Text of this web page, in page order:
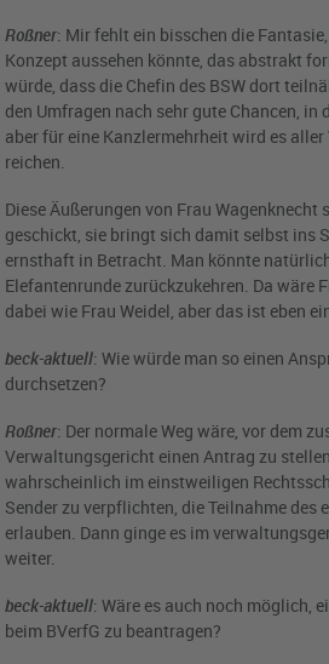
Roßner: Mir fehlt ein bisschen die
Konzept aussehen könnte, das abstrakt
würde, dass die Chefin des BSW dort
den Umfragen nach sehr gute Chancen, in
aber für eine Kanzlermehrheit wird es
reichen.
Diese Äußerungen von Frau
geschickt, sie bringt sich damit selbst ins
ernsthaft in Betracht. Man könnte
Elefantenrunde zurückzukehren. Da wäre
dabei wie Frau Weidel, aber das ist eben
beck-aktuell: Wie würde man so einen
durchsetzen?
Roßner: Der normale Weg wäre, vor dem
Verwaltungsgericht einen Antrag zu
wahrscheinlich im einstweiligen
Sender zu verpflichten, die Teilnahme des
erlauben. Dann ginge es im
weiter.
beck-aktuell: Wäre es auch noch möglich,
beim BVerfG zu beantragen?